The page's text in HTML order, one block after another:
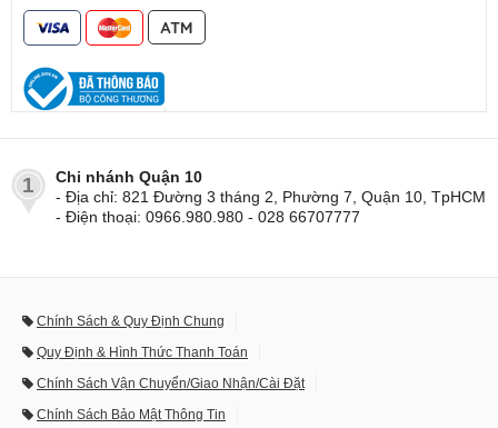
1
Chi nhánh Quận 10
- Địa chỉ: 821 Đường 3 tháng 2, Phường 7, Quận 10, TpHCM
- Điện thoại: 0966.980.980 - 028 66707777
Chính Sách & Quy Định Chung
Quy Định & Hình Thức Thanh Toán
Chính Sách Vận Chuyển/Giao Nhận/Cài Đặt
Chính Sách Bảo Mật Thông Tin